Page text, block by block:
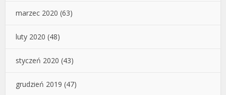
marzec 2020 (63)
luty 2020 (48)
styczeń 2020 (43)
grudzień 2019 (47)